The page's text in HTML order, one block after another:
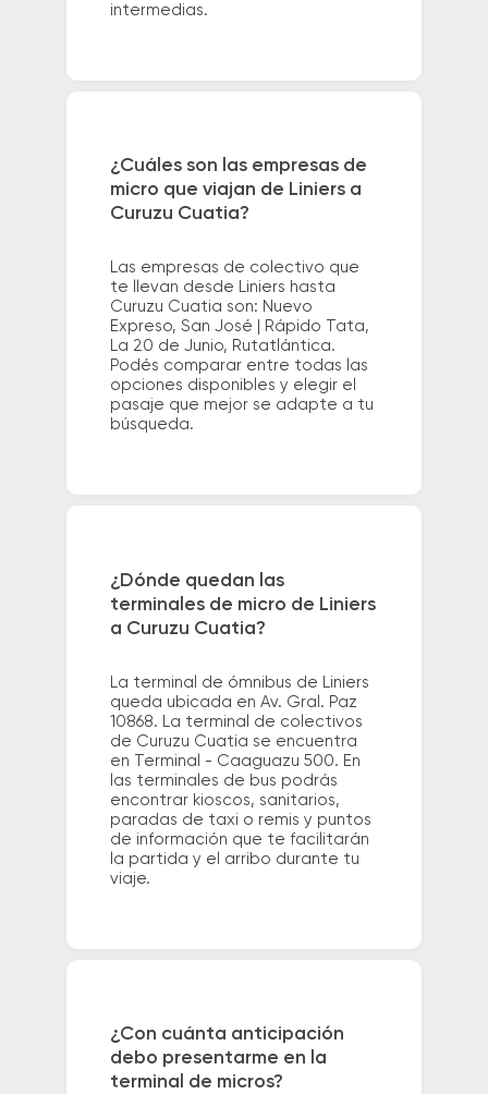
intermedias.
¿Cuáles son las empresas de
micro que viajan de Liniers a
Curuzu Cuatia?
Las empresas de colectivo que
te llevan desde Liniers hasta
Curuzu Cuatia son: Nuevo
Expreso, San José | Rápido Tata,
La 20 de Junio, Rutatlántica.
Podés comparar entre todas las
opciones disponibles y elegir el
pasaje que mejor se adapte a tu
búsqueda.
¿Dónde quedan las
terminales de micro de Liniers
a Curuzu Cuatia?
La terminal de ómnibus de Liniers
queda ubicada en Av. Gral. Paz
10868. La terminal de colectivos
de Curuzu Cuatia se encuentra
en Terminal - Caaguazu 500. En
las terminales de bus podrás
encontrar kioscos, sanitarios,
paradas de taxi o remis y puntos
de información que te facilitarán
la partida y el arribo durante tu
viaje.
¿Con cuánta anticipación
debo presentarme en la
terminal de micros?